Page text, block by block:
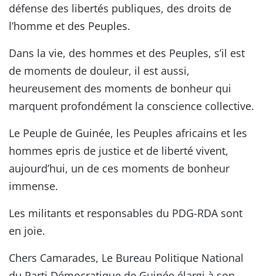
défense des libertés publiques, des droits de
l’homme et des Peuples.
Dans la vie, des hommes et des Peuples, s’il est
de moments de douleur, il est aussi,
heureusement des moments de bonheur qui
marquent profondément la conscience collective.
Le Peuple de Guinée, les Peuples africains et les
hommes epris de justice et de liberté vivent,
aujourd’hui, un de ces moments de bonheur
immense.
Les militants et responsables du PDG-RDA sont
en joie.
Chers Camarades, Le Bureau Politique National